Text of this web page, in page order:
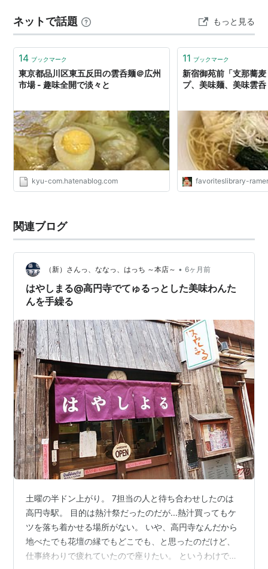
など、こういう話は人それぞれ違っていて楽しい。 民間
療法のウソとホント (文春新書 822…
ネットで話題 もっと見る
14 ブックマーク
東京都品川区東五反田の雲呑麺＠広州
市場 - 趣味全開で淡々と
kyu-com.hatenablog.com
11 ブックマーク
新宿御苑前「支那蕎
プ、美味麺、美味雲
favoriteslibrary-
関連ブログ
（新）さんっ、ななっ、はっち ～本店～ • 6ヶ月前
はやしまる@高円寺でてゅるっとした美味わんた
んを手繰る
土曜の半ドン上がり。 7担当の人と待ち合わせしたのは
高円寺駅。 目的は熱汁祭だったのだが...熱汁買ってもケ
ツを落ち着かせる場所がない。 いや、高円寺なんだから
地べたでも花壇の縁でもどこでも、と思ったのだけど、
仕事終わりで疲れていたので座りたい。 というわけでい